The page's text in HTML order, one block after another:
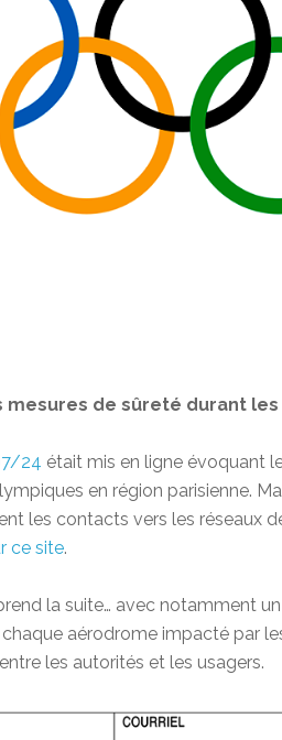
mesures de sûreté durant
24 était mis en ligne évoquant
en région parisienne.
les contacts vers les réseaux
ce site.
la suite… avec notamment
aérodrome impacté par
les autorités et les usagers.